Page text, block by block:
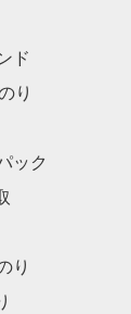
ド
り
ック
り